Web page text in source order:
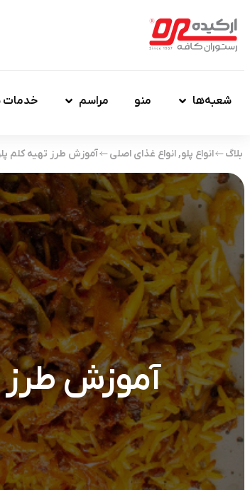
شعبه‌ها منو مراسم خدمات
بلاگ انواع پلو,انواع غذای اصلی آموزش طرز تهیه کلم
آموزش طرز